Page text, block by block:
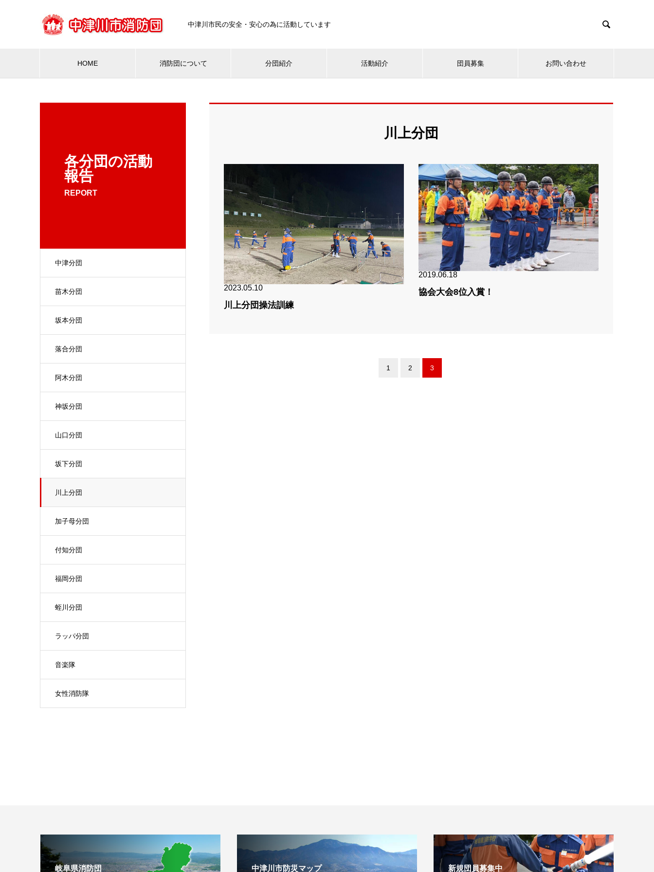
中津川市民の安全・安心の為に活動しています 
HOME 消防団について 分団紹介 活動紹介 団員募集 お問い合わせ
各分団の活動
報告
REPORT
中津分団
苗木分団
坂本分団
落合分団
阿木分団
神坂分団
山口分団
坂下分団
川上分団
加子母分団
付知分団
福岡分団
蛭川分団
ラッパ分団
音楽隊
女性消防隊
川上分団
2023.05.10
川上分団操法訓練
2019.06.18
協会大会8位入賞！
1 2 3
岐阜県消防団 中津川市防災マップ 新規団員募集中